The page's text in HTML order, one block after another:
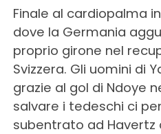
Finale al cardiopalma
dove la Germania
proprio girone nel
Svizzera. Gli uomini di
grazie al gol di Ndoye
salvare i tedeschi ci
subentrato ad Havertz